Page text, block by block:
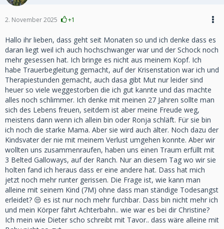
2. November 2025 +1
Hallo ihr lieben, dass geht seit Monaten so und ich denke dass es
daran liegt weil ich auch hochschwanger war und der Schock noch
mehr gesessen hat. Ich bringe es nicht aus meinem Kopf. Ich
habe Trauerbegleitung gemacht, auf der Krisenstation war ich und
Therapiestunden gemacht, auch dasa gibt Mut nur leider sind
heuer so viele weggestorben die ich gut kannte und das machte
alles noch schlimmer. Ich denke mit meinen 27 Jahren sollte man
sich des Lebens freuen, seitdem ist aber meine Freude weg,
meistens dann wenn ich allein bin oder Ronja schläft. Für sie bin
ich noch die starke Mama. Aber sie wird auch älter. Noch dazu der
Kindsvater der nie mit meinem Verlust umgehen konnte. Aber wir
wollten uns zusammenraufen, haben uns einen Traum erfüllt mit
3 Belted Galloways, auf der Ranch. Nur an diesem Tag wo wir sie
holten fand ich heraus dass er eine andere hat. Dass hat mich
jetzt noch mehr runter gerissen. Die Frage ist, wie kann man
alleine mit seinem Kind (7M) ohne dass man ständige Todesangst
erleidet? 😒 es ist nur noch mehr furchbar. Dass bin nicht mehr ich
und mein Körper fährt Achterbahn.. wie war es bei dir Christine?
Ich mein wie Dieter scho schreibt mit Tavor.. dass wäre alleine mit